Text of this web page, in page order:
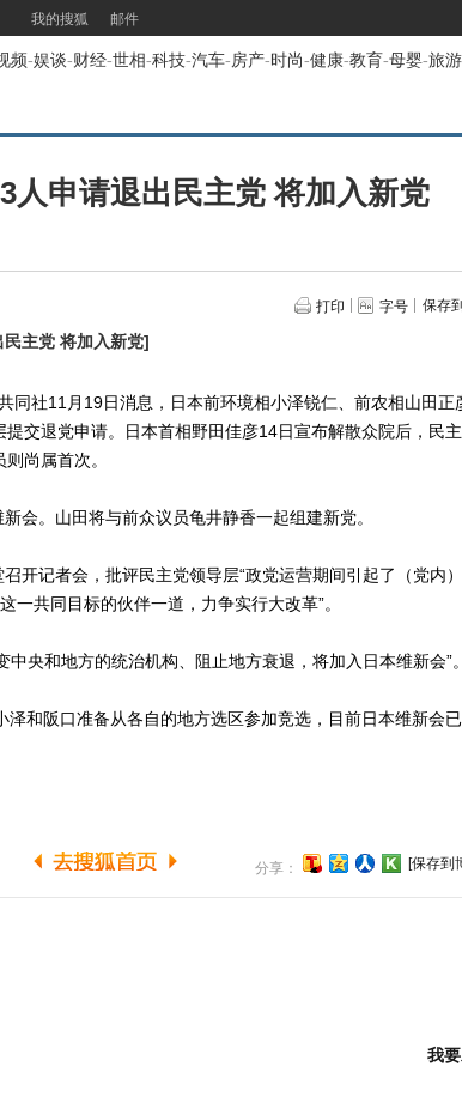
我的搜狐 邮件
频-娱谈-财经-世相-科技-汽车-房产-时尚-健康-教育-母婴-旅游
人申请退出民主党 将加入新党
打印 字号 保存
民主党 将加入新党]
社11月19日消息，日本前环境相小泽锐仁、前农相山田正
交退党申请。日本首相野田佳彦14日宣布解散众院后，民
尚属首次。
。山田将与前众议员龟井静香一起组建新党。
记者会，批评民主党领导层“政党运营期间引起了（党内
一共同目标的伙伴一道，力争实行大改革”。
央和地方的统治机构、阻止地方衰退，将加入日本维新会”。
和阪口准备从各自的地方选区参加竞选，目前日本维新会
分享： [保存到
我